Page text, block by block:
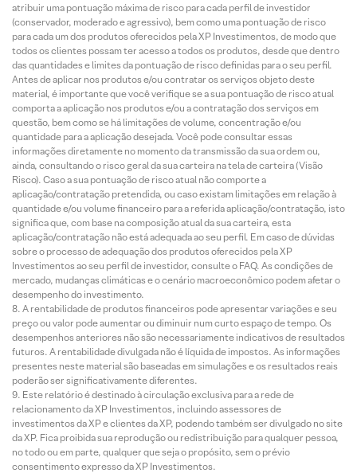
atribuir uma pontuação máxima de risco para cada perfil de investidor
(conservador, moderado e agressivo), bem como uma pontuação de risco
para cada um dos produtos oferecidos pela XP Investimentos, de modo que
todos os clientes possam ter acesso a todos os produtos, desde que dentro
das quantidades e limites da pontuação de risco definidas para o seu perfil.
Antes de aplicar nos produtos e/ou contratar os serviços objeto deste
material, é importante que você verifique se a sua pontuação de risco atual
comporta a aplicação nos produtos e/ou a contratação dos serviços em
questão, bem como se há limitações de volume, concentração e/ou
quantidade para a aplicação desejada. Você pode consultar essas
informações diretamente no momento da transmissão da sua ordem ou,
ainda, consultando o risco geral da sua carteira na tela de carteira (Visão
Risco). Caso a sua pontuação de risco atual não comporte a
aplicação/contratação pretendida, ou caso existam limitações em relação à
quantidade e/ou volume financeiro para a referida aplicação/contratação, isto
significa que, com base na composição atual da sua carteira, esta
aplicação/contratação não está adequada ao seu perfil. Em caso de dúvidas
sobre o processo de adequação dos produtos oferecidos pela XP
Investimentos ao seu perfil de investidor, consulte o FAQ. As condições de
mercado, mudanças climáticas e o cenário macroeconômico podem afetar o
desempenho do investimento.
A rentabilidade de produtos financeiros pode apresentar variações e seu
preço ou valor pode aumentar ou diminuir num curto espaço de tempo. Os
desempenhos anteriores não são necessariamente indicativos de resultados
futuros. A rentabilidade divulgada não é líquida de impostos. As informações
presentes neste material são baseadas em simulações e os resultados reais
poderão ser significativamente diferentes.
Este relatório é destinado à circulação exclusiva para a rede de
relacionamento da XP Investimentos, incluindo assessores de
investimentos da XP e clientes da XP, podendo também ser divulgado no site
da XP. Fica proibida sua reprodução ou redistribuição para qualquer pessoa,
no todo ou em parte, qualquer que seja o propósito, sem o prévio
consentimento expresso da XP Investimentos.